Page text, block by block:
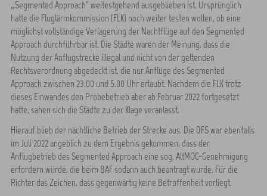
„Segmented Approach“ weitestgehend ausgeblieben ist. Ursprünglich
hatte die Fluglärmkommission (FLK) noch weiter testen wollen, ob eine
möglichst vollständige Verlagerung der Nachtflüge auf den Segmented
Approach durchführbar ist. Die Städte waren der Meinung, dass die
Nutzung der Anflugstrecke illegal und nicht von der geltenden
Rechtsverordnung abgedeckt ist, die nur Anflüge des Segmented
Approach zwischen 23.00 und 5.00 Uhr erlaubt. Nachdem die FLK trotz
dieses Einwandes den Probebetrieb aber ab Februar 2022 fortgesetzt
hatte, sahen sich die Städte zu der Klage veranlasst.
Hierauf blieb der nächtliche Betrieb der Strecke aus. Die DFS war ebenfalls
im Juli 2022 angeblich zu dem Ergebnis gekommen, dass der
Anflugbetrieb des Segmented Approach eine sog. AltMOC-Genehmigung
erfordern würde, die beim BAF sodann auch beantragt wurde. Für die
Richter das Zeichen, dass gegenwärtig keine Betroffenheit vorliegt.